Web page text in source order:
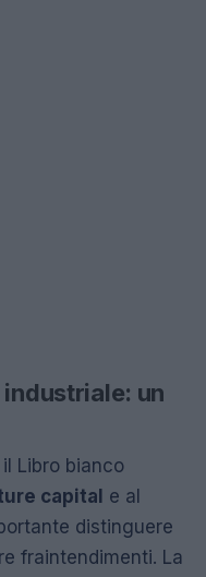
un
Libro bianco
capital e al
distinguere
fraintendimenti. La